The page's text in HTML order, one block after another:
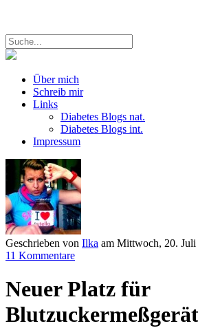
Über mich
Schreib mir
Links
Diabetes Blogs nat.
Diabetes Blogs int.
Impressum
Geschrieben von Ilka am Mittwoch, 20. Juli
11 Kommentare
Neuer Platz für